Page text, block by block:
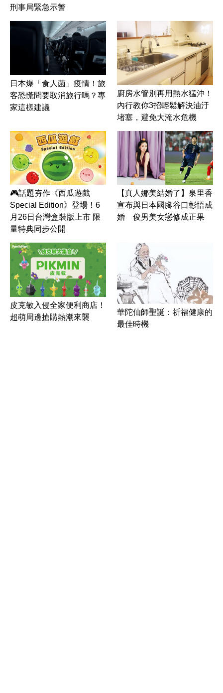
刑事局緊急示警
日本爆「食人菌」疫情！旅
客恐慌問要取消旅行嗎？專
家這樣建議
廚房水管別再用熱水猛沖！
內行教你3招輕鬆解決油汙
堵塞，避免大淹水危機
🎮話題夯作《西瓜遊戲
Special Edition》登場！6
月26日台灣盒裝版上市 限
量特典同步公開
【真人娜美結婚了】泉里香
宣布與日本國腳谷口彰悟成
婚 俊男美女戀修成正果
皮克敏入侵全家便利商店！
超萌周邊搶購熱潮來襲
華陀仙師聖誕：祈福健康的
最佳時機